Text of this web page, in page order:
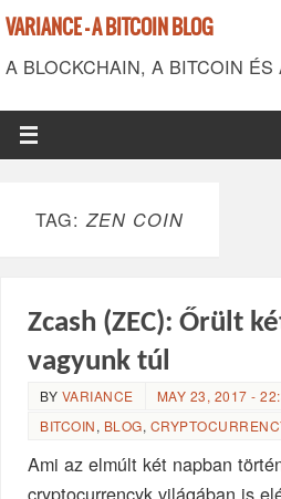
VARIANCE - A BITCOIN BLOG
A BLOCKCHAIN, A BITCOIN ÉS
TAG:ZEN COIN
Zcash (ZEC): Őrült
vagyunk túl
BY VARIANCE
MAY 23, 2017 -
BITCOIN, BLOG,
Ami az elmúlt két napban